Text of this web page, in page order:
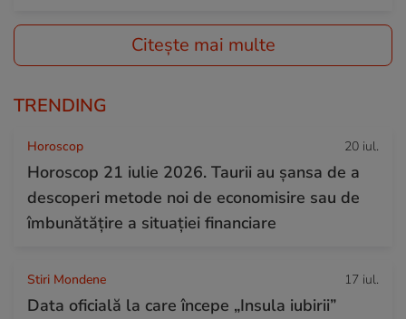
Citește mai multe
TRENDING
Horoscop 20 iul.
Horoscop 21 iulie 2026. Taurii au șansa de a
descoperi metode noi de economisire sau de
îmbunătățire a situației financiare
Stiri Mondene 17 iul.
Data oficială la care începe „Insula iubirii”